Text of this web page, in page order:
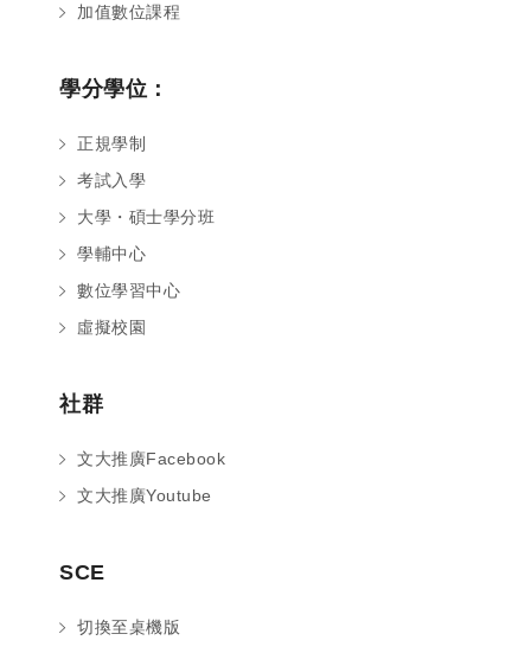
加值數位課程
學分學位：
正規學制
考試入學
大學・碩士學分班
學輔中心
數位學習中心
虛擬校園
社群
文大推廣Facebook
文大推廣Youtube
SCE
切換至桌機版